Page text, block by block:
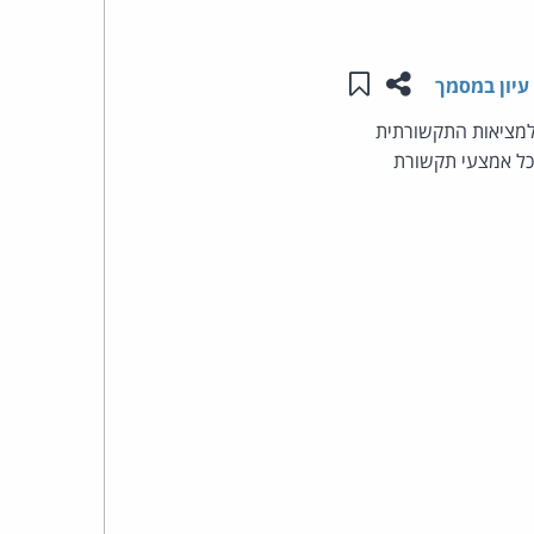
שתפו עמוד זה
שמור ב"תכנים שלי"
עיון במסמך
למציאות התקשורתית
אמצעי תקשורת